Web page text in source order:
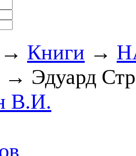
→ Книги →
→ Эдуард